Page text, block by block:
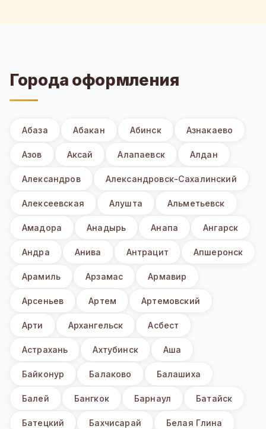
Города оформления
Абаза Абакан Абинск Азнакаево
Азов Аксай Алапаевск Алдан
Александров Александровск-Сахалинский
Алексеевская Алушта Альметьевск
Амадора Анадырь Анапа Ангарск
Андра Анива Антрацит Апшеронск
Арамиль Арзамас Армавир
Арсеньев Артем Артемовский
Арти Архангельск Асбест
Астрахань Ахтубинск Аша
Байконур Балаково Балашиха
Балей Бангкок Барнаул Батайск
Батецкий Бахчисарай Белая Глина